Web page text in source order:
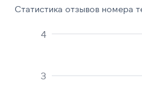
Статистика отзывов номера
3
4